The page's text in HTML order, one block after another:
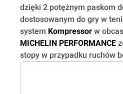
dzięki 2 potężnym paskom
dostosowanym do gry w
system Kompressor w
MICHELIN PERFORMANCE
stopy w przypadku ruchów